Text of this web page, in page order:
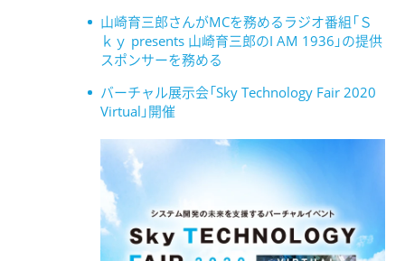
山崎育三郎さんがMCを務めるラジオ番組「Ｓ
ｋｙ presents 山崎育三郎のI AM 1936」の提供
スポンサーを務める
バーチャル展示会「Sky Technology Fair 2020
Virtual」開催